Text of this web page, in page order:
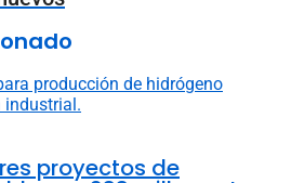
proyectos de